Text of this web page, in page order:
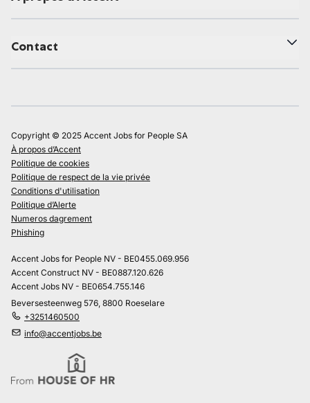
Contact
Copyright © 2025 Accent Jobs for People SA
À propos d’Accent
Politique de cookies
Politique de respect de la vie privée
Conditions d'utilisation
Politique d’Alerte
Numeros dagrement
Phishing
Accent Jobs for People NV - BE0455.069.956
Accent Construct NV - BE0887.120.626
Accent Jobs NV - BE0654.755.146
Beversesteenweg 576, 8800 Roeselare
+3251460500
info@accentjobs.be